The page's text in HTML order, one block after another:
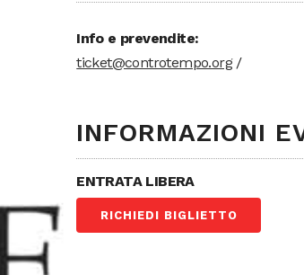
Info e prevendite:
ticket@controtempo.org/
INFORMAZIONI
ENTRATA LIBERA
RICHIEDI BIGLIETTO